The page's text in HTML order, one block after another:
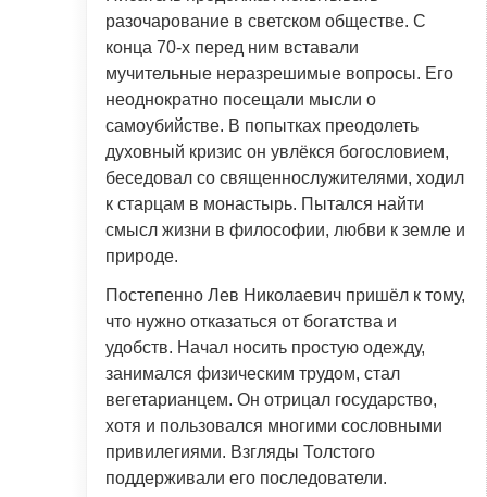
разочарование в светском обществе. С
конца 70-х перед ним вставали
мучительные неразрешимые вопросы. Его
неоднократно посещали мысли о
самоубийстве. В попытках преодолеть
духовный кризис он увлёкся богословием,
беседовал со священнослужителями, ходил
к старцам в монастырь. Пытался найти
смысл жизни в философии, любви к земле и
природе.
Постепенно Лев Николаевич пришёл к тому,
что нужно отказаться от богатства и
удобств. Начал носить простую одежду,
занимался физическим трудом, стал
вегетарианцем. Он отрицал государство,
хотя и пользовался многими сословными
привилегиями. Взгляды Толстого
поддерживали его последователи.